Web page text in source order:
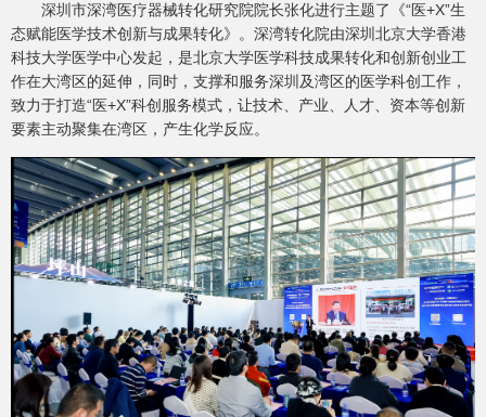
深圳市深湾医疗器械转化研究院院长张化进行主题了《“医+X”生
态赋能医学技术创新与成果转化》。深湾转化院由深圳北京大学香港
科技大学医学中心发起，是北京大学医学科技成果转化和创新创业工
作在大湾区的延伸，同时，支撑和服务深圳及湾区的医学科创工作，
致力于打造“医+X”科创服务模式，让技术、产业、人才、资本等创新
要素主动聚集在湾区，产生化学反应。